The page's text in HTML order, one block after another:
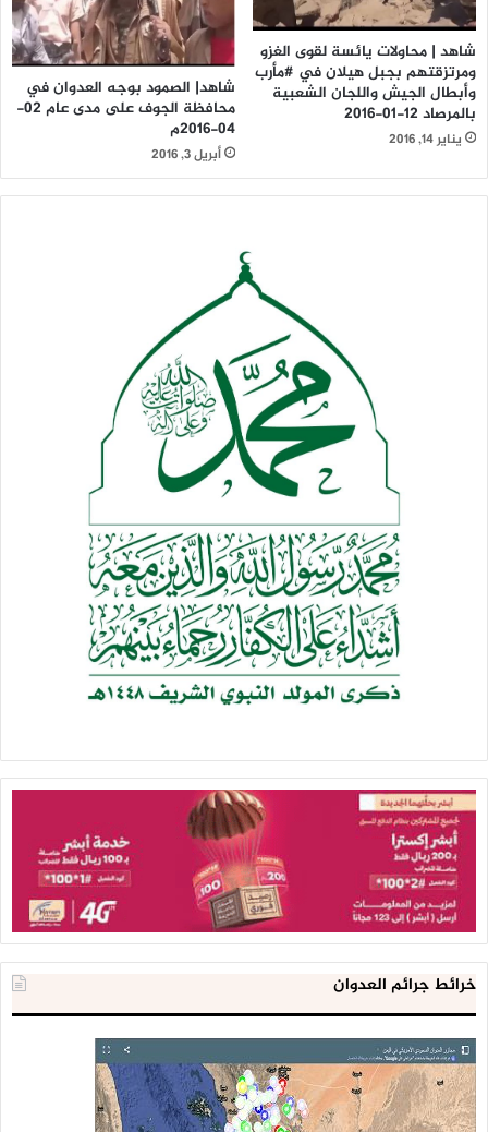
شاهد | محاولات يائسة لقوى الغزو
وأبطال الجيش واللجان الشعبية
بالمرصاد 12-01-2016
يناير 14, 2016
شاهد| الصمود بوجه العدوان في
محافظة الجوف على مدى عام 02-
04-2016م
أبريل 3, 2016
خرائط جرائم العدوان